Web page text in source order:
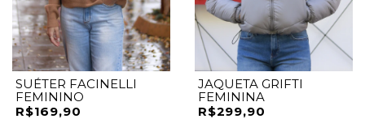
SUÉTER FACINELLI
FEMININO
R$169,90
JAQUETA GRIFTI
FEMININA
R$299,90